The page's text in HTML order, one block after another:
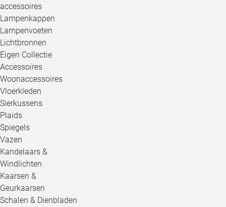
accessoires
Lampenkappen
Lampenvoeten
Lichtbronnen
Eigen Collectie
Accessoires
Woonaccessoires
Vloerkleden
Sierkussens
Plaids
Spiegels
Vazen
Kandelaars &
Windlichten
Kaarsen &
Geurkaarsen
Schalen & Dienbladen